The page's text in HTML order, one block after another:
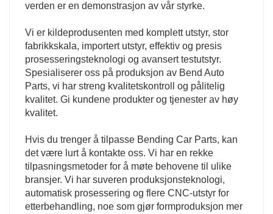
verden er en demonstrasjon av vår styrke.
Vi er kildeprodusenten med komplett utstyr, stor
fabrikkskala, importert utstyr, effektiv og presis
prosesseringsteknologi og avansert testutstyr.
Spesialiserer oss på produksjon av Bend Auto
Parts, vi har streng kvalitetskontroll og pålitelig
kvalitet. Gi kundene produkter og tjenester av høy
kvalitet.
Hvis du trenger å tilpasse Bending Car Parts, kan
det være lurt å kontakte oss. Vi har en rekke
tilpasningsmetoder for å møte behovene til ulike
bransjer. Vi har suveren produksjonsteknologi,
automatisk prosessering og flere CNC-utstyr for
etterbehandling, noe som gjør formproduksjon mer